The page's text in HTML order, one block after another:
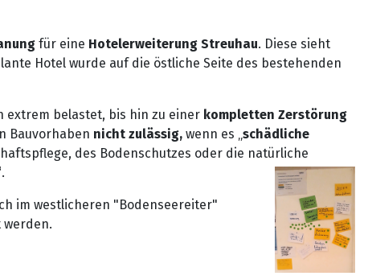
für eine Hotelerweiterung Streuhau. Diese sieht
Hotel wurde auf die östliche Seite des bestehenden
extrem belastet, bis hin zu einer kompletten Zerstörung
Bauvorhaben nicht zulässig, wenn es „schädliche
des Bodenschutzes oder die natürliche
.
im westlicheren "Bodenseereiter"